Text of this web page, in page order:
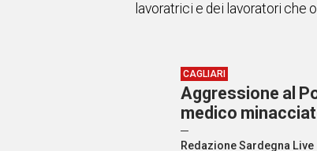
lavoratrici e dei lavoratori che
CAGLIARI
Aggressione al
medico
Redazione Sardegna Live